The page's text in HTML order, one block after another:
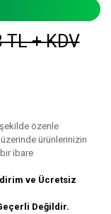
TL + KDV
özenle
ürünlerinizin
ibare
ve Ücretsiz
Değildir.